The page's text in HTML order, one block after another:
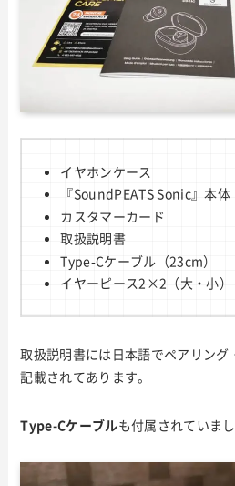
イヤホンケース
『SoundPEATS Sonic』本体
カスタマーカード
取扱説明書
Type-Cケーブル（23cm）
イヤーピース2×2（大・小）
取扱説明書には日本語でペアリング
記載されてあります。
Type-Cケーブルも付属されていま